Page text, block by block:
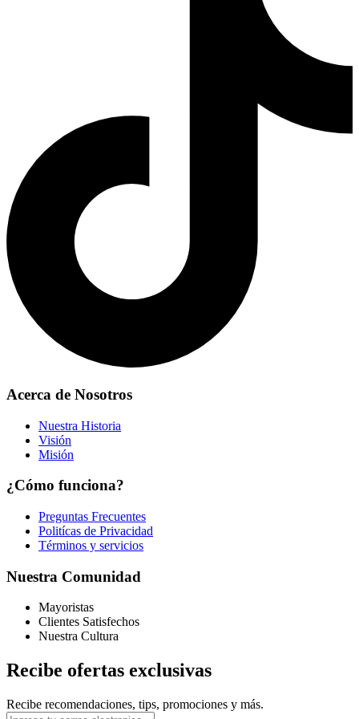
Acerca de Nosotros
Nuestra Historia
Visión
Misión
¿Cómo funciona?
Preguntas Frecuentes
Politícas de Privacidad
Términos y servicios
Nuestra Comunidad
Mayoristas
Clientes Satisfechos
Nuestra Cultura
Recibe ofertas exclusivas
Recibe recomendaciones, tips, promociones y más.